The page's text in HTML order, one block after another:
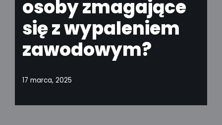
osoby zmagające
się z wypaleniem
zawodowym?
17 marca, 2025